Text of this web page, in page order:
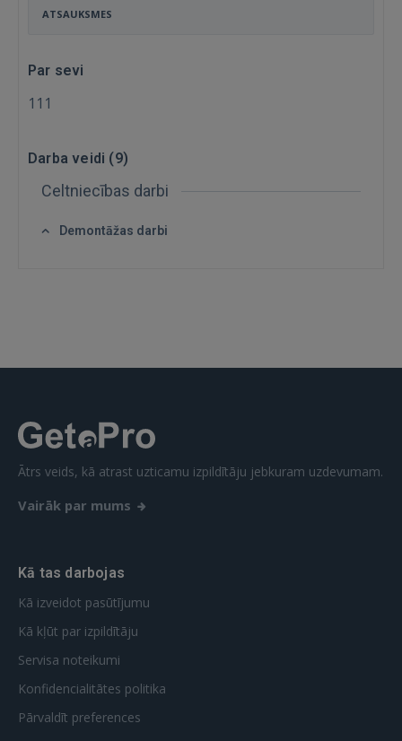
Aizmirsāt paroli? Atcerēties?
 Sign in with Apple
Vēl neesat reģistrējies?
ATSAUKSMES
Par sevi
111
Darba veidi (9)
Celtniecības darbi
Demontāžas darbi
Ātrs veids, kā atrast uzticamu izpildītāju jebkuram uzdevumam.
Vairāk par mums
Kā tas darbojas
Kā izveidot pasūtījumu
Kā kļūt par izpildītāju
Servisa noteikumi
Konfidencialitātes politika
Pārvaldīt preferences